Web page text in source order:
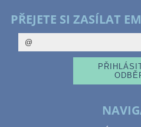
PŘEJETE SI ZASÍLAT